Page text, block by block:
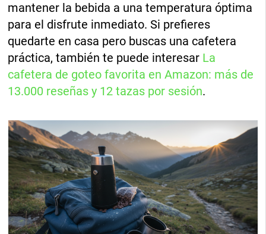
mantener la bebida a una temperatura óptima
para el disfrute inmediato. Si prefieres
quedarte en casa pero buscas una cafetera
práctica, también te puede interesar La
cafetera de goteo favorita en Amazon: más de
13.000 reseñas y 12 tazas por sesión.